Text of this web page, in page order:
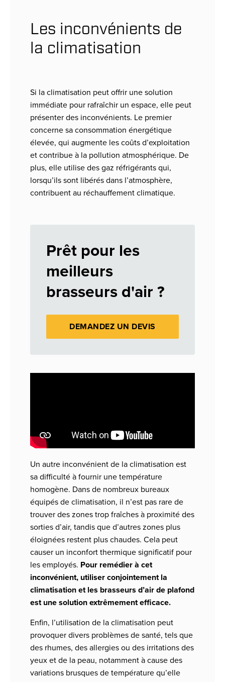
Les inconvénients de
la climatisation
Si la climatisation peut offrir une solution
immédiate pour rafraîchir un espace, elle peut
présenter des inconvénients. Le premier
concerne sa consommation énergétique
élevée, qui augmente les coûts d’exploitation
et contribue à la pollution atmosphérique. De
plus, elle utilise des gaz réfrigérants qui,
lorsqu’ils sont libérés dans l’atmosphère,
contribuent au réchauffement climatique.
Prêt pour les
meilleurs
brasseurs d'air ?
DEMANDEZ UN DEVIS
Un autre inconvénient de la climatisation est
sa difficulté à fournir une température
homogène. Dans de nombreux bureaux
équipés de climatisation, il n’est pas rare de
trouver des zones trop fraîches à proximité des
sorties d’air, tandis que d’autres zones plus
éloignées restent plus chaudes. Cela peut
causer un inconfort thermique significatif pour
les employés. Pour remédier à cet
inconvénient, utiliser conjointement la
climatisation et les brasseurs d’air de plafond
est une solution extrêmement efficace.
Enfin, l’utilisation de la climatisation peut
provoquer divers problèmes de santé, tels que
des rhumes, des allergies ou des irritations des
yeux et de la peau, notamment à cause des
variations brusques de température qu’elle